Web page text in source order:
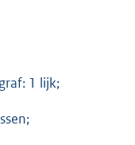
1 lijk;